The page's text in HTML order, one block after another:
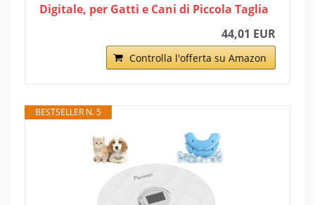
Digitale, per Gatti e Cani di Piccola Taglia
44,01 EUR
Controlla l'offerta su Amazon
BESTSELLER N. 5